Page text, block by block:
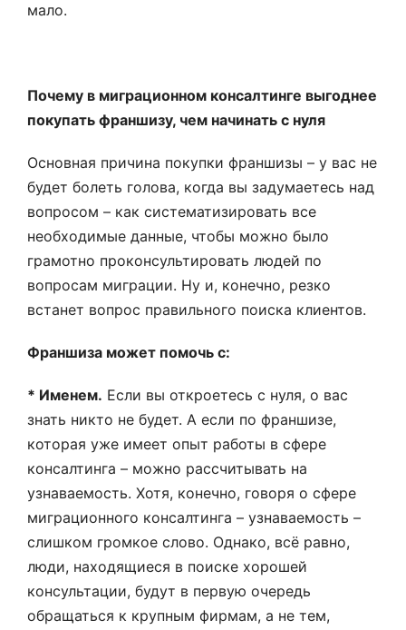
мало.
Почему в миграционном консалтинге выгоднее
покупать франшизу, чем начинать с нуля
Основная причина покупки франшизы – у вас не
будет болеть голова, когда вы задумаетесь над
вопросом – как систематизировать все
необходимые данные, чтобы можно было
грамотно проконсультировать людей по
вопросам миграции. Ну и, конечно, резко
встанет вопрос правильного поиска клиентов.
Франшиза может помочь с:
* Именем. Если вы откроетесь с нуля, о вас
знать никто не будет. А если по франшизе,
которая уже имеет опыт работы в сфере
консалтинга – можно рассчитывать на
узнаваемость. Хотя, конечно, говоря о сфере
миграционного консалтинга – узнаваемость –
слишком громкое слово. Однако, всё равно,
люди, находящиеся в поиске хорошей
консультации, будут в первую очередь
обращаться к крупным фирмам, а не тем,